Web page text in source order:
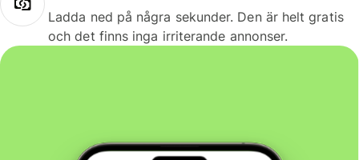
Ladda ned på några sekunder. Den är helt gratis
och det finns inga irriterande annonser.